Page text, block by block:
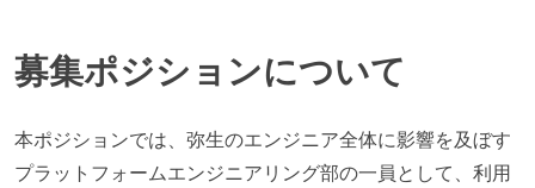
募集ポジションについて
本ポジションでは、弥生のエンジニア全体に影響を及ぼす
プラットフォームエンジニアリング部の一員として、利用